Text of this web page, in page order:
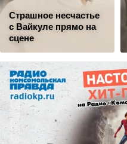
Страшное несчастье
с Вайкуле прямо на
сцене